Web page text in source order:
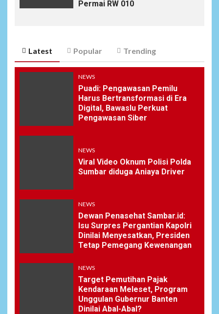
Permai RW 010
Latest Popular Trending
NEWS
Puadi: Pengawasan Pemilu
Harus Bertransformasi di Era
Digital, Bawaslu Perkuat
Pengawasan Siber
NEWS
Viral Video Oknum Polisi Polda
Sumbar diduga Aniaya Driver
NEWS
Dewan Penasehat Sambar.id:
Isu Surpres Pergantian Kapolri
Dinilai Menyesatkan, Presiden
Tetap Pemegang Kewenangan
NEWS
Target Pemutihan Pajak
Kendaraan Meleset, Program
Unggulan Gubernur Banten
Dinilai Abal-Abal?